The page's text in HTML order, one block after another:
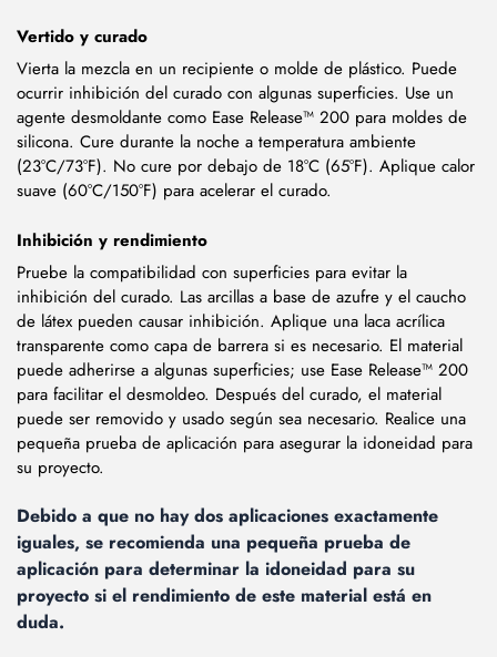
Vertido y curado
Vierta la mezcla en un recipiente o molde de plástico. Puede
ocurrir inhibición del curado con algunas superficies. Use un
agente desmoldante como Ease Release™ 200 para moldes de
silicona. Cure durante la noche a temperatura ambiente
(23°C/73°F). No cure por debajo de 18°C (65°F). Aplique calor
suave (60°C/150°F) para acelerar el curado.
Inhibición y rendimiento
Pruebe la compatibilidad con superficies para evitar la
inhibición del curado. Las arcillas a base de azufre y el caucho
de látex pueden causar inhibición. Aplique una laca acrílica
transparente como capa de barrera si es necesario. El material
puede adherirse a algunas superficies; use Ease Release™ 200
para facilitar el desmoldeo. Después del curado, el material
puede ser removido y usado según sea necesario. Realice una
pequeña prueba de aplicación para asegurar la idoneidad para
su proyecto.
Debido a que no hay dos aplicaciones exactamente
iguales, se recomienda una pequeña prueba de
aplicación para determinar la idoneidad para su
proyecto si el rendimiento de este material está en
duda.